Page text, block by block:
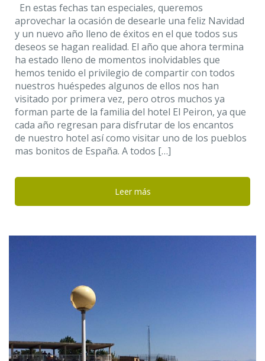
En estas fechas tan especiales, queremos
aprovechar la ocasión de desearle una feliz Navidad
y un nuevo año lleno de éxitos en el que todos sus
deseos se hagan realidad. El año que ahora termina
ha estado lleno de momentos inolvidables que
hemos tenido el privilegio de compartir con todos
nuestros huéspedes algunos de ellos nos han
visitado por primera vez, pero otros muchos ya
forman parte de la familia del hotel El Peiron, ya que
cada año regresan para disfrutar de los encantos
de nuestro hotel así como visitar uno de los pueblos
mas bonitos de España. A todos […]
Leer más